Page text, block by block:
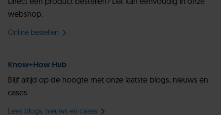
webshop.
Online bestellen
Know+How Hub
Blijf altijd op de hoogte met onze laatste blogs, nieuws en
cases.
Lees blogs, nieuws en cases